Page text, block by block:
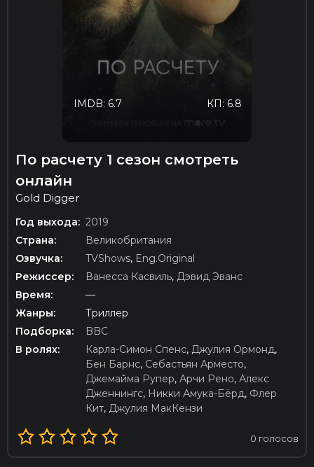
КП: 6.8
IMDB: 6.7
По расчету 1 сезон смотреть
онлайн
Gold Digger
Год выхода: 2019
Страна:
Великобритания
Озвучка:
TVShows, Eng.Original
Режиссер:
Ванесса Касвиль, Дэвид Эванс
Время:
—
Жанры:
Триллер
Подборка:
BBC
В ролях:
Карла-Симон Спенс, Джулия Ормонд,
Бен Барнс, Себастьян Арместо,
Джемайма Рупер, Арчи Рено, Алекс
Дженнингс, Никки Амука-Бёрд, Флер
Кит, Джулия МакКензи
0 голосов